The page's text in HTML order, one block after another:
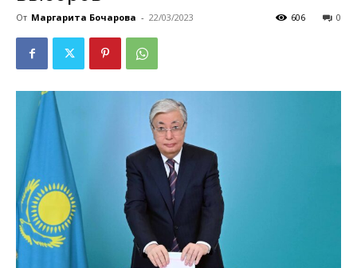
От Маргарита Бочарова - 22/03/2023 0
606